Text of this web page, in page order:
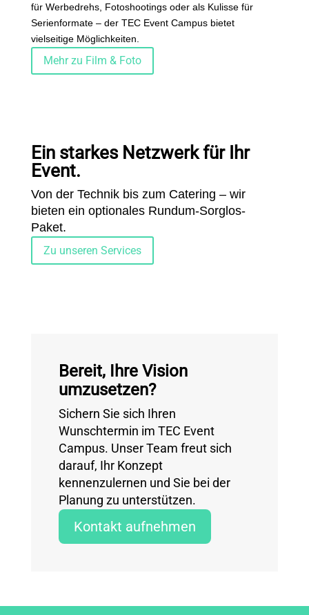
für Werbedrehs, Fotoshootings oder als Kulisse für
Serienformate – der TEC Event Campus bietet
vielseitige Möglichkeiten.
Mehr zu Film & Foto
Ein starkes Netzwerk für Ihr
Event.
Von der Technik bis zum Catering – wir
bieten ein optionales Rundum-Sorglos-
Paket.
Zu unseren Services
Bereit, Ihre Vision
umzusetzen?
Sichern Sie sich Ihren
Wunschtermin im TEC Event
Campus. Unser Team freut sich
darauf, Ihr Konzept
kennenzulernen und Sie bei der
Planung zu unterstützen.
Kontakt aufnehmen